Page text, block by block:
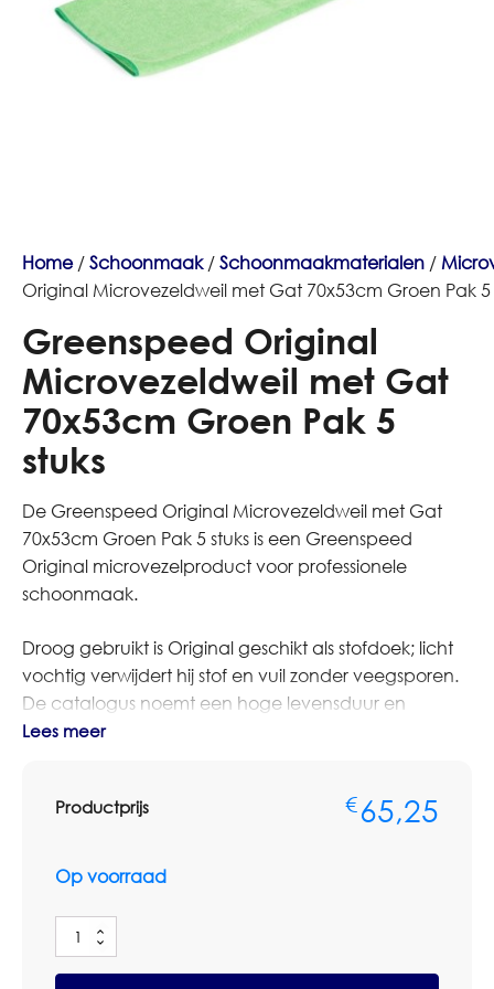
Home/Schoonmaak/Schoonmaakmaterialen /
Original Microvezeldweil met Gat 70x53cm Groen Pak 5
Greenspeed Original
Microvezeldweil met Gat
70x53cm Groen Pak 5
stuks
De Greenspeed Original Microvezeldweil met Gat
70x53cm Groen Pak 5 stuks is een Greenspeed
Original microvezelproduct voor professionele
schoonmaak.
Droog gebruikt is Original geschikt als stofdoek; licht
vochtig verwijdert hij stof en vuil zonder veegsporen.
De catalogus noemt een hoge levensduur en
gebruik in verschillende kleuren voor
Bestelt u dit artikel in grotere aantallen of op basis van
Omnimar voor persoonlijk advies of een
aantallen, voorraadbeheer en zakelijke
prijsafspraken.
Lees meer
Productprijs €65,25
Op voorraad
Greenspeed
Original
Microvezeldweil